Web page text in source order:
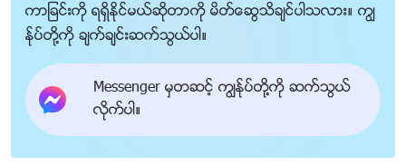
ကာျခင္းကို ရရွိႏိုင္မယ္ဆိုတာကို မိတ္ေဆြသိခ်င္ပါသလား။ ကြၽ
န္ုပ္တို႔ကို ခ်က္ခ်င္းဆက္သြယ္ပါ။
Messenger မွတဆင့္ ကြၽန္ုပ္တို႔ကို ဆက္သြယ္
လိုက္ပါ။